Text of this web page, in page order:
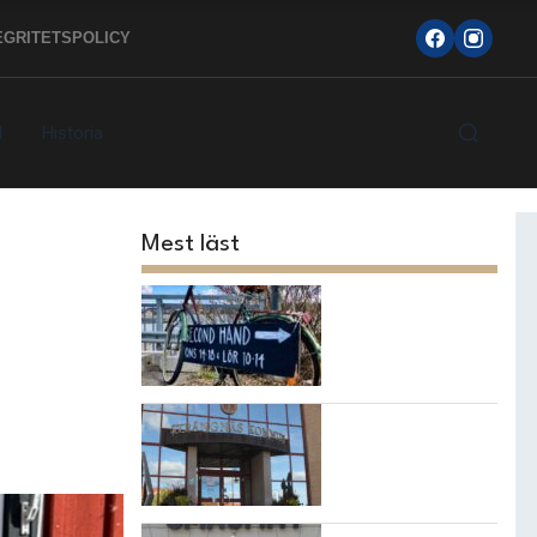
Historia
Mest läst